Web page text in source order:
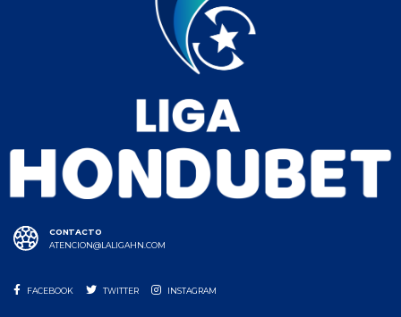
CONTACTO
ATENCION@LALIGAHN.COM
FACEBOOK TWITTER INSTAGRAM